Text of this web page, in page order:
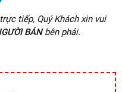
tiếp, Quý Khách xin vui
BÁNbên phải.